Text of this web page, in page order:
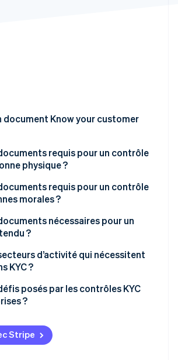
2026
Stripe construit l’infrastructure
document Know your customer
requis pour un contrôle
physique ?
officielle requis pour un contrôle
morales ?
du commerce
l’entreprise
nécessaires pour un
?
(SOW)
d’activité qui nécessitent
KYC ?
posés par les contrôles KYC
?
Stripe